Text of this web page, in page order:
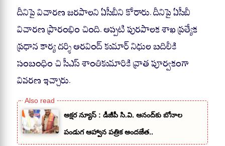
దీనిపై విచారణ జరపాలని ఏసీబీని కోరారు. దీనిపై ఏసీబీ
విచారణ ప్రారంభిం చింది. అప్పటి పురపాలక శాఖ ప్రత్యేక
ప్రధాన కార్య దర్శి అరవింద్ కుమార్ నిధుల బదిలీకి
సంబంధిం చి సీఎస్ శాంతికుమారికి వ్రాత పూర్వకంగా
వివరణ ఇచ్చారు.
అక్షర న్యూస్ : డీజీపీ సి.వి. ఆనంద్‌కు బోనాల
పండుగ ఆహ్వాన పత్రిక అందజేత..